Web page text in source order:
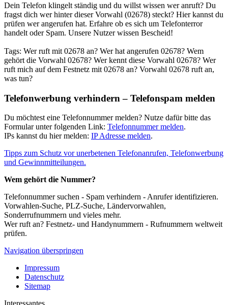
Dein Telefon klingelt ständig und du willst wissen wer anruft? Du
fragst dich wer hinter dieser Vorwahl (02678) steckt? Hier kannst du
prüfen wer angerufen hat. Erfahre ob es sich um Telefonterror
handelt oder Spam. Unsere Nutzer wissen Bescheid!
Tags: Wer ruft mit 02678 an? Wer hat angerufen 02678? Wem
gehört die Vorwahl 02678? Wer kennt diese Vorwahl 02678? Wer
ruft mich auf dem Festnetz mit 02678 an? Vorwahl 02678 ruft an,
was tun?
Telefonwerbung verhindern – Telefonspam melden
Du möchtest eine Telefonnummer melden? Nutze dafür bitte das
Formular unter folgenden Link: Telefonnummer melden.
IPs kannst du hier melden: IP Adresse melden.
Tipps zum Schutz vor unerbetenen Telefonanrufen, Telefonwerbung
und Gewinnmitteilungen.
Wem gehört die Nummer?
Telefonnummer suchen - Spam verhindern - Anrufer identifizieren.
Vorwahlen-Suche, PLZ-Suche, Ländervorwahlen,
Sonderrufnummern und vieles mehr.
Wer ruft an? Festnetz- und Handynummern - Rufnummern weltweit
prüfen.
Navigation überspringen
Impressum
Datenschutz
Sitemap